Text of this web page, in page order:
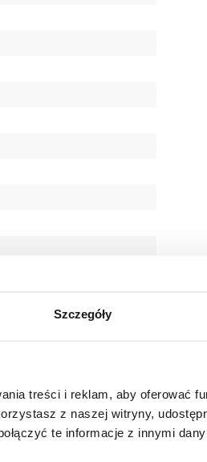
Szczegóły
treści i reklam, aby oferować
z naszej witryny,
te informacje z innymi